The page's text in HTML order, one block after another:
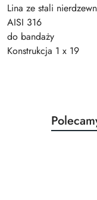
Lina ze stali
AISI 316
do bandaży
Konstrukcja 1 x 19
PomińProdukty
o